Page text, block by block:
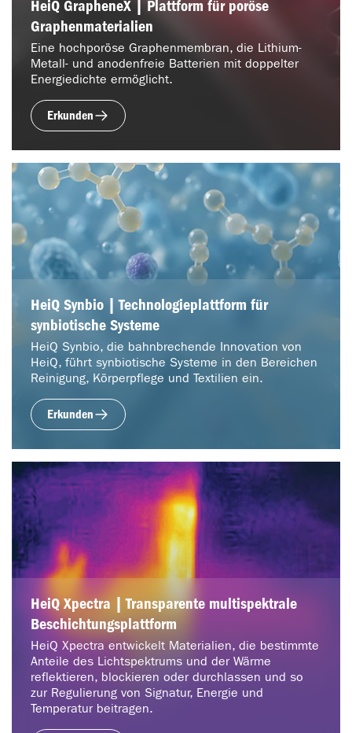
HeiQ GrapheneX | Plattform für poröse
Graphenmaterialien
Eine hochporöse Graphenmembran, die Lithium-
Metall- und anodenfreie Batterien mit doppelter
Energiedichte ermöglicht.
Erkunden
HeiQ Synbio | Technologieplattform für
synbiotische Systeme
HeiQ Synbio, die bahnbrechende Innovation von
HeiQ, führt synbiotische Systeme in den Bereichen
Reinigung, Körperpflege und Textilien ein.
Erkunden
HeiQ Xpectra | Transparente multispektrale
Beschichtungsplattform
HeiQ Xpectra entwickelt Materialien, die bestimmte
Anteile des Lichtspektrums und der Wärme
reflektieren, blockieren oder durchlassen und so
zur Regulierung von Signatur, Energie und
Temperatur beitragen.